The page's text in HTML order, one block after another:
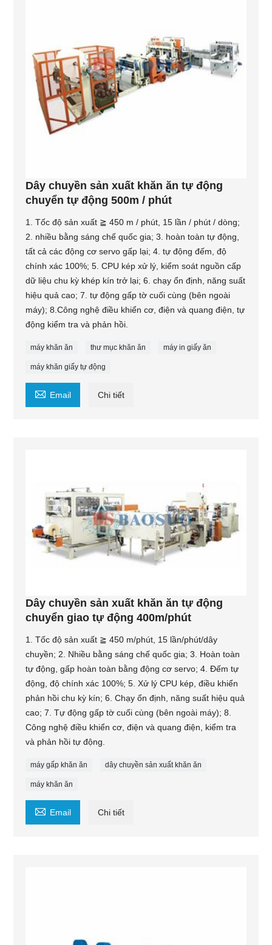
Dây chuyền sản xuất khăn ăn tự động
chuyển tự động 500m / phút
1. Tốc độ sản xuất ≧ 450 m / phút, 15 lần / phút / dòng;
2. nhiều bằng sáng chế quốc gia; 3. hoàn toàn tự động,
tất cả các động cơ servo gấp lại; 4. tự động đếm, độ
chính xác 100%; 5. CPU kép xử lý, kiểm soát nguồn cấp
dữ liệu chu kỳ khép kín trở lại; 6. chạy ổn định, năng suất
hiệu quả cao; 7. tự động gấp tờ cuối cùng (bên ngoài
máy); 8.Công nghệ điều khiển cơ, điện và quang điện, tự
động kiểm tra và phản hồi.
máy khăn ăn thư mục khăn ăn máy in giấy ăn
máy khăn giấy tự động
 Email Chi tiết
Dây chuyền sản xuất khăn ăn tự động
chuyển giao tự động 400m/phút
1. Tốc độ sản xuất ≧ 450 m/phút, 15 lần/phút/dây
chuyền; 2. Nhiều bằng sáng chế quốc gia; 3. Hoàn toàn
tự động, gấp hoàn toàn bằng động cơ servo; 4. Đếm tự
động, độ chính xác 100%; 5. Xử lý CPU kép, điều khiển
phản hồi chu kỳ kín; 6. Chạy ổn định, năng suất hiệu quả
cao; 7. Tự động gấp tờ cuối cùng (bên ngoài máy); 8.
Công nghệ điều khiển cơ, điện và quang điện, kiểm tra
và phản hồi tự động.
máy gấp khăn ăn dây chuyền sản xuất khăn ăn
máy khăn ăn
 Email Chi tiết